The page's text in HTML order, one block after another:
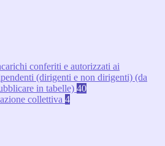
conferiti e autorizzati ai
(dirigenti e non dirigenti) (da
in tabelle) 40
collettiva 4